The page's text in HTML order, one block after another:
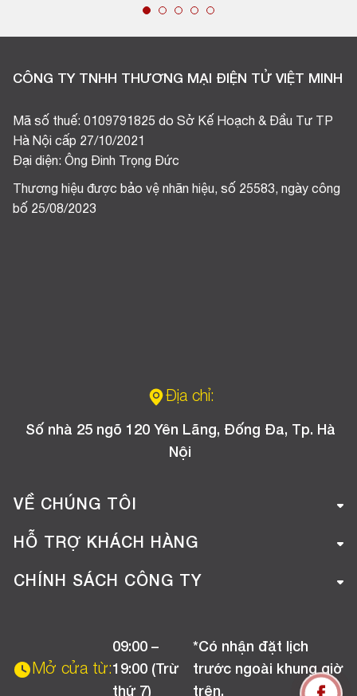
CÔNG TY TNHH THƯƠNG MẠI ĐIỆN TỬ VIỆT MINH
Mã số thuế: 0109791825 do Sở Kế Hoạch & Đầu Tư TP
Hà Nội cấp 27/10/2021
Đại diện: Ông Đinh Trọng Đức
Thương hiệu được bảo vệ nhãn hiệu, số 25583, ngày công
bố 25/08/2023
Địa chỉ:
Số nhà 25 ngõ 120 Yên Lãng, Đống Đa, Tp. Hà
Nội
VỀ CHÚNG TÔI
Giới thiệu công ty
Tuyển dụng
HỖ TRỢ KHÁCH HÀNG
Hướng dẫn mua hàng online
Chương trình khuyến mãi
CHÍNH SÁCH CÔNG TY
Chính sách bảo hành
Mở cửa từ:
09:00 –
19:00 (Trừ
thứ 7)
*Có nhận đặt lịch
trước ngoài khung giờ
trên.